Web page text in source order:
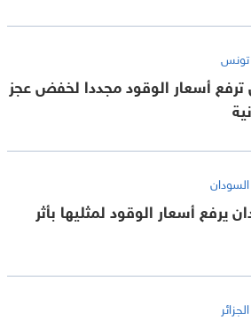
تونس
أسعار الوقود مجددا لخفض عجز
السودان
يرفع أسعار الوقود لمثليها بأثر